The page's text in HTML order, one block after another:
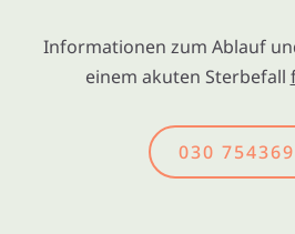
Informationen zum Ablauf
einem akuten Sterbefall
030